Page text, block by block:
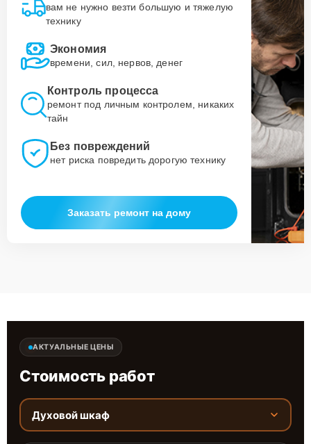
вам не нужно везти большую и тяжелую
технику
Экономия
времени, сил, нервов, денег
Контроль процесса
ремонт под личным контролем, никаких
тайн
Без повреждений
нет риска повредить дорогую технику
Заказать ремонт на дому
АКТУАЛЬНЫЕ ЦЕНЫ
Стоимость работ
Духовой шкаф